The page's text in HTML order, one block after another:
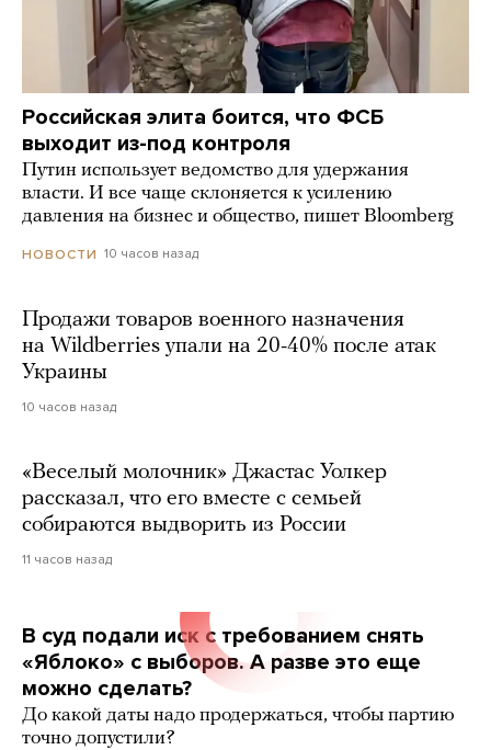
Российская элита боится, что ФСБ
выходит из-под контроля
Путин использует ведомство для удержания
власти. И все чаще склоняется к усилению
давления на бизнес и общество, пишет Bloomberg
НОВОСТИ 10 часов назад
Продажи товаров военного назначения
на Wildberries упали на 20-40% после атак
Украины
10 часов назад
«Веселый молочник» Джастас Уолкер
рассказал, что его вместе с семьей
собираются выдворить из России
11 часов назад
В суд подали иск с требованием снять
«Яблоко» с выборов. А разве это еще
можно сделать?
До какой даты надо продержаться, чтобы партию
точно допустили?